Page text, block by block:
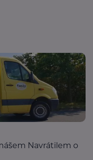
Navrátilem o